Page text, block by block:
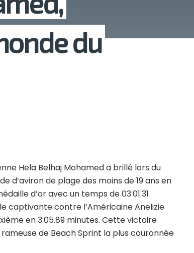
du
Hela Belhaj Mohamed a brillé lors du
d’aviron de plage des moins de 19 ans en
d’or avec un temps de 03:01.31
captivante contre l’Américaine Anelizie
en 3:05.89 minutes. Cette victoire
de Beach Sprint la plus couronnée